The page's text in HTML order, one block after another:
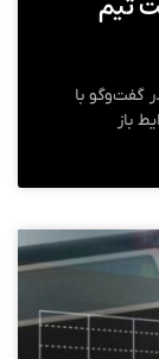
گفت‌وگو با
باز